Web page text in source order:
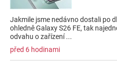
Jakmile jsme nedávno dostali po
ohledně Galaxy S26 FE, tak
odvahu o zařízení ...
před 6 hodinami